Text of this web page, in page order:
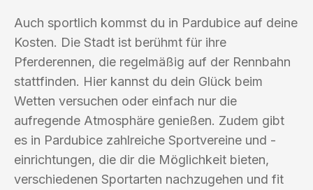
Auch sportlich kommst du in Pardubice auf deine
Kosten. Die Stadt ist berühmt für ihre
Pferderennen, die regelmäßig auf der Rennbahn
stattfinden. Hier kannst du dein Glück beim
Wetten versuchen oder einfach nur die
aufregende Atmosphäre genießen. Zudem gibt
es in Pardubice zahlreiche Sportvereine und -
einrichtungen, die dir die Möglichkeit bieten,
verschiedenen Sportarten nachzugehen und fit